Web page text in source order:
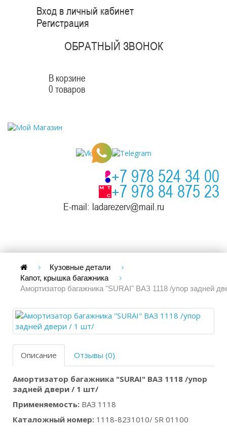
Вход в личный кабинет
Регистрация
ОБРАТНЫЙ ЗВОНОК
В корзине
0 товаров
+7 978 524 34 00
+7 978 84 875 23
E-mail: ladarezerv@mail.ru
Кузовные детали
Капот, крышка багажника
Амортизатор багажника "SURAI" ВАЗ 1118 /упор задней
Описание Отзывы (0)
Амортизатор багажника "SURAI" ВАЗ 1118 /упор
задней двери / 1 шт/
Применяемость: ВАЗ 1118
Каталожный номер: 1118-8231010/ SR 01100